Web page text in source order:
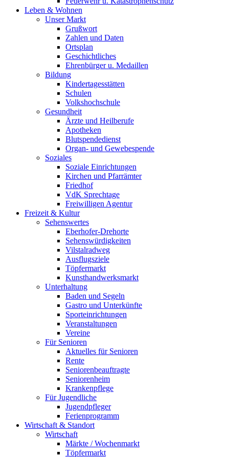
Leben & Wohnen
Unser Markt
Grußwort
Zahlen und Daten
Ortsplan
Geschichtliches
Ehrenbürger u. Medaillen
Bildung
Kindertagesstätten
Schulen
Volkshochschule
Gesundheit
Ärzte und Heilberufe
Apotheken
Blutspendedienst
Organ- und Gewebespende
Soziales
Soziale Einrichtungen
Kirchen und Pfarrämter
Friedhof
VdK Sprechtage
Freiwilligen Agentur
Freizeit & Kultur
Sehenswertes
Eberhofer-Drehorte
Sehenswürdigkeiten
Vilstalradweg
Ausflugsziele
Töpfermarkt
Kunsthandwerksmarkt
Unterhaltung
Baden und Segeln
Gastro und Unterkünfte
Sporteinrichtungen
Veranstaltungen
Vereine
Für Senioren
Aktuelles für Senioren
Rente
Seniorenbeauftragte
Seniorenheim
Krankenpflege
Für Jugendliche
Jugendpfleger
Ferienprogramm
Wirtschaft & Standort
Wirtschaft
Märkte / Wochenmarkt
Töpfermarkt